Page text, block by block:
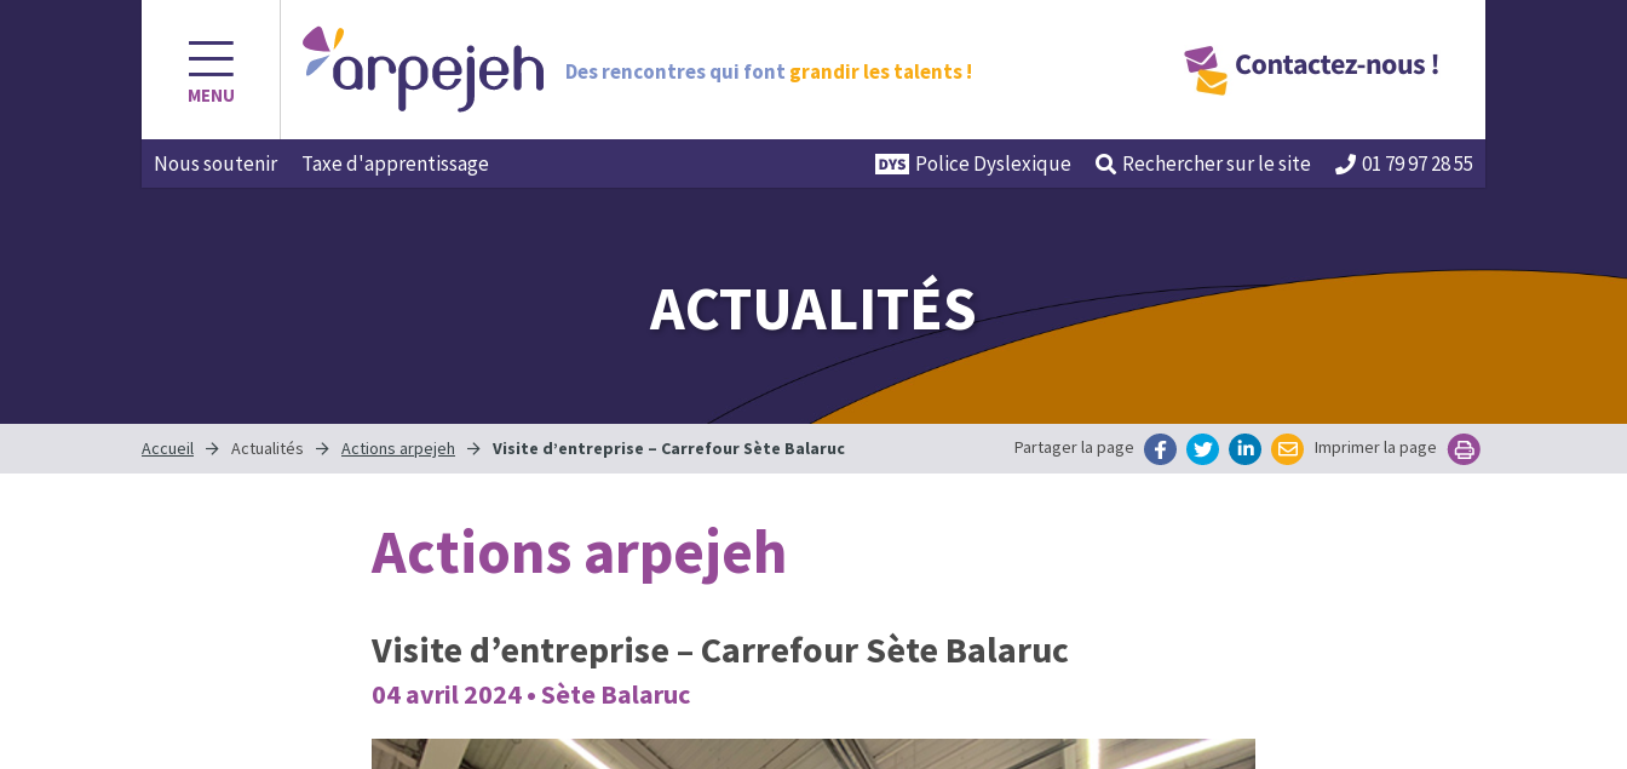
MENU
Des rencontres qui font grandir les talents !
Nous soutenir Taxe d'apprentissage Police Dyslexique Recherchersur le site 01 79 97 28 55
ACTUALITÉS
Accueil Actualités Actions arpejeh Visite d’entreprise – Carrefour Sète Balaruc Partager la page Imprimer la page
Actions arpejeh
Visite d’entreprise – Carrefour Sète Balaruc
04 avril 2024 • Sète Balaruc